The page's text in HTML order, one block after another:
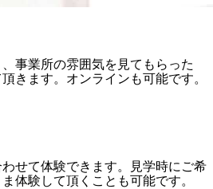
事業所の雰囲気を見てもらった
きます。オンラインも可能です。
せて体験できます。見学時にご希
体験して頂くことも可能です。